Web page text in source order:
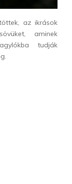
az ikrások
aminek
tudják